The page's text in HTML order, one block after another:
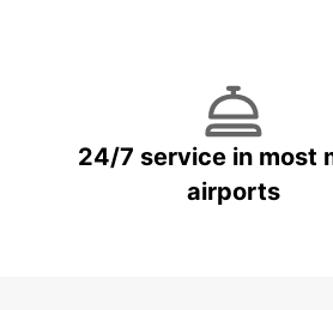
24/7 service in most
airports